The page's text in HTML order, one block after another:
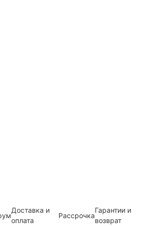
Доставка и
оплата
Рассрочка
Гарантии и
возврат